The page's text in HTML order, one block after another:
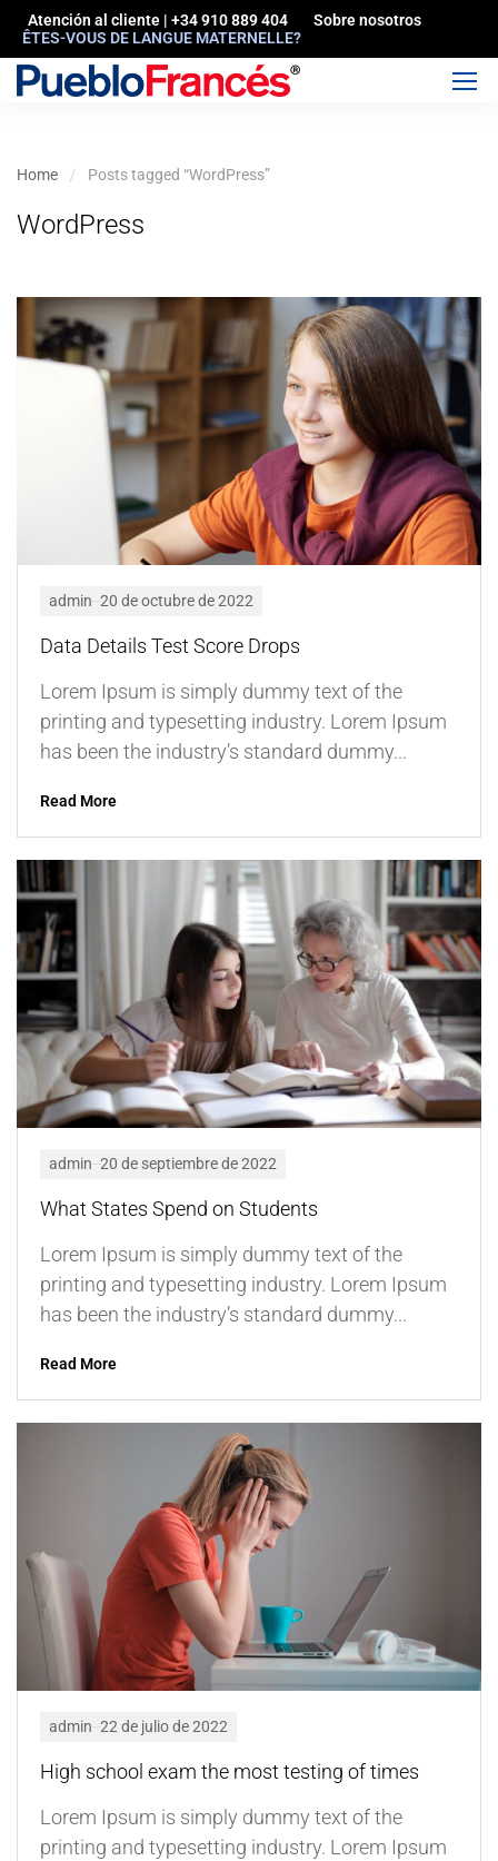
Atención al cliente | +34 910 889 404
Sobre nosotros
ÊTES-VOUS DE LANGUE MATERNELLE?
Home Posts tagged “WordPress”
WordPress
admin 20 de octubre de 2022
Data Details Test Score Drops
Lorem Ipsum is simply dummy text of the
printing and typesetting industry. Lorem Ipsum
has been the industry’s standard dummy...
Read More
admin 20 de septiembre de 2022
What States Spend on Students
Lorem Ipsum is simply dummy text of the
printing and typesetting industry. Lorem Ipsum
has been the industry’s standard dummy...
Read More
admin 22 de julio de 2022
High school exam the most testing of times
Lorem Ipsum is simply dummy text of the
printing and typesetting industry. Lorem Ipsum